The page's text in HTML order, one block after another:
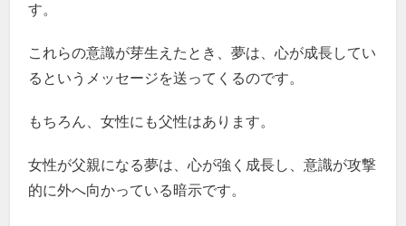
す。
これらの意識が芽生えたとき、夢は、心が成長してい
るというメッセージを送ってくるのです。
もちろん、女性にも父性はあります。
女性が父親になる夢は、心が強く成長し、意識が攻撃
的に外へ向かっている暗示です。